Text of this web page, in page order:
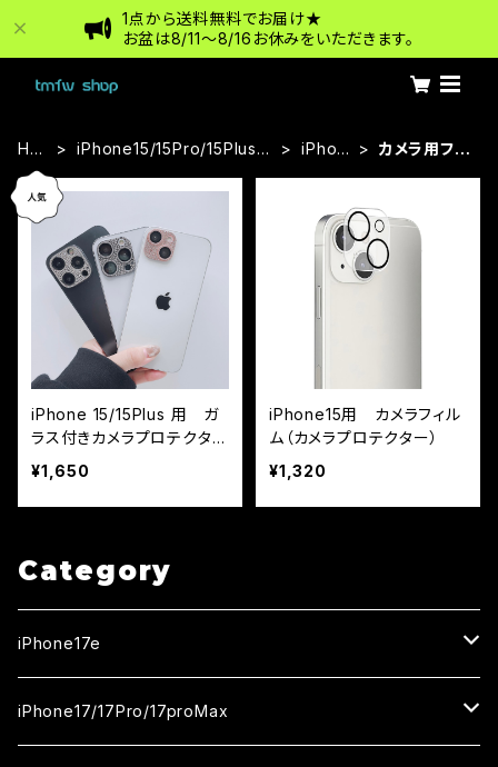
1点から送料無料でお届け★
お盆は8/11〜8/16お休みをいただきます。
HO
ME
iPhone15/15Pro/15Plus/1
iPhon
カメラ用フィ
iPhone 15/15Plus 用 ガ
ラス付きカメラプロテクター
キラキラ（カメラ保護フィル
ム）
¥1,650
iPhone15用 カメラフィル
ム（カメラプロテクター）
¥1,320
Category
iPhone17e
ガラスフィルム
iPhone17/17Pro/17proMax